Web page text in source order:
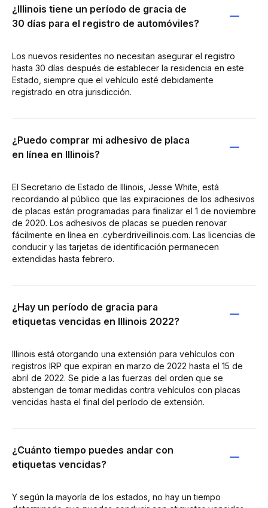
¿Illinois tiene un período de gracia de
30 días para el registro de automóviles?
Los nuevos residentes no necesitan asegurar el registro
hasta 30 días después de establecer la residencia en este
Estado, siempre que el vehículo esté debidamente
registrado en otra jurisdicción.
¿Puedo comprar mi adhesivo de placa
en línea en Illinois?
El Secretario de Estado de Illinois, Jesse White, está
recordando al público que las expiraciones de los adhesivos
de placas están programadas para finalizar el 1 de noviembre
de 2020. Los adhesivos de placas se pueden renovar
fácilmente en línea en .cyberdriveillinois.com. Las licencias de
conducir y las tarjetas de identificación permanecen
extendidas hasta febrero.
¿Hay un período de gracia para
etiquetas vencidas en Illinois 2022?
Illinois está otorgando una extensión para vehículos con
registros IRP que expiran en marzo de 2022 hasta el 15 de
abril de 2022. Se pide a las fuerzas del orden que se
abstengan de tomar medidas contra vehículos con placas
vencidas hasta el final del período de extensión.
¿Cuánto tiempo puedes andar con
etiquetas vencidas?
Y según la mayoría de los estados, no hay un tiempo